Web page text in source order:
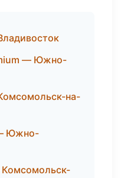
— Южно-
на-
Южно-